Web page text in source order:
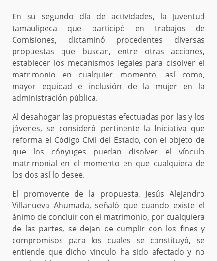
En su segundo día de actividades, la juventud
tamaulipeca que participó en trabajos de
Comisiones, dictaminó procedentes diversas
propuestas que buscan, entre otras acciones,
establecer los mecanismos legales para disolver el
matrimonio en cualquier momento, así como,
mayor equidad e inclusión de la mujer en la
administración pública.
Al desahogar las propuestas efectuadas por las y los
jóvenes, se consideró pertinente la Iniciativa que
reforma el Código Civil del Estado, con el objeto de
que los cónyuges puedan disolver el vínculo
matrimonial en el momento en que cualquiera de
los dos así lo desee.
El promovente de la propuesta, Jesús Alejandro
Villanueva Ahumada, señaló que cuando existe el
ánimo de concluir con el matrimonio, por cualquiera
de las partes, se dejan de cumplir con los fines y
compromisos para los cuales se constituyó, se
entiende que dicho vinculo ha sido afectado y no